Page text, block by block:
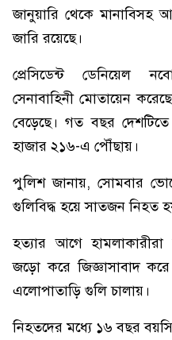
জানুয়ারি থেকে মানাবিসহ
জারি রয়েছে।
প্রেসিডেন্ট ডেনিয়েল
সেনাবাহিনী মোতায়েন
বেড়েছে। গত বছর
হাজার ২১৬-এ পৌঁছায়।
পুলিশ জানায়, সোমবার
গুলিবিদ্ধ হয়ে সাতজন নিহত
হত্যার আগে
জড়ো করে জিজ্ঞাসাবাদ
এলোপাতাড়ি গুলি চালায়।
নিহতদের মধ্যে ১৬ বছর